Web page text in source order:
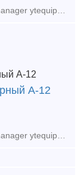
Связаться с нами Электронное письмо: manager ytequipment net export ytequipment net Веб-сайт: ytminig net/ телефонный номер: +86 17369222201 86 - 731 - 58528855
А-12